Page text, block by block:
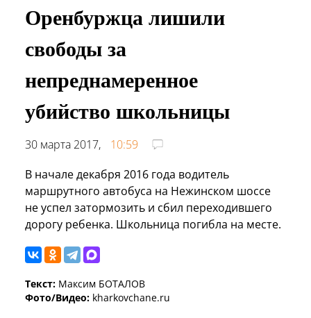
Оренбуржца лишили
свободы за
непреднамеренное
убийство школьницы
30 марта 2017,
10:59
В начале декабря 2016 года водитель
маршрутного автобуса на Нежинском шоссе
не успел затормозить и сбил переходившего
дорогу ребенка. Школьница погибла на месте.
Текст: Максим БОТАЛОВ
Фото/Видео: kharkovchane.ru